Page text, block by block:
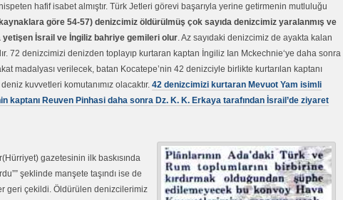
hafif isabet almıştır. Türk Jetleri görevi başarıyla yerine getirmenin mutluluğu
kaynaklara göre 54-57) denizcimiz öldürülmüş çok sayıda denizcimiz yaralanmış ve
yetişen İsrail ve İngiliz bahriye gemileri olur. Az sayıdaki denizcimiz de ayakta kalan
72 denizcimizi denizden toplayıp kurtaran kaptan İngiliz Ian Mckechnie‘ye daha sonra
madalyası verilecek, batan Kocatepe’nin 42 denizciyle birlikte kurtarılan kaptanı
kuvvetleri komutanımız olacaktır. 42 denizcimizi kurtaran Mevuot Yam isimli
kaptanı Reuven Pinhasi daha sonra Dz. K. K. Erkaya tarafından İsrail’de ziyaret
gazetesinin ilk baskısında
şeklinde manşete taşındı ise de
geri çekildi. Öldürülen denizcilerimiz